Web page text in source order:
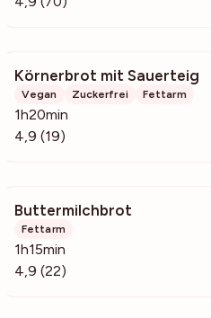
Körnerbrot mit Sauerteig
Vegan Zuckerfrei Fettarm
1h20min
4,9 (19)
Buttermilchbrot
Fettarm
1h15min
4,9 (22)